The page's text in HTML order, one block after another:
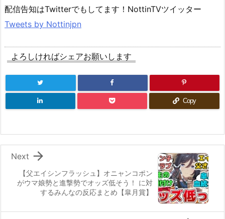
配信告知はTwitterでもしてます！NottinTVツイッター
Tweets by Nottinjpn
よろしければシェアお願いします
Copy
【父エイシンフラッシュ】オニャンコポン
がウマ娘勢と進撃勢でオッズ低そう！ に対
するみんなの反応まとめ【皐月賞】

Next